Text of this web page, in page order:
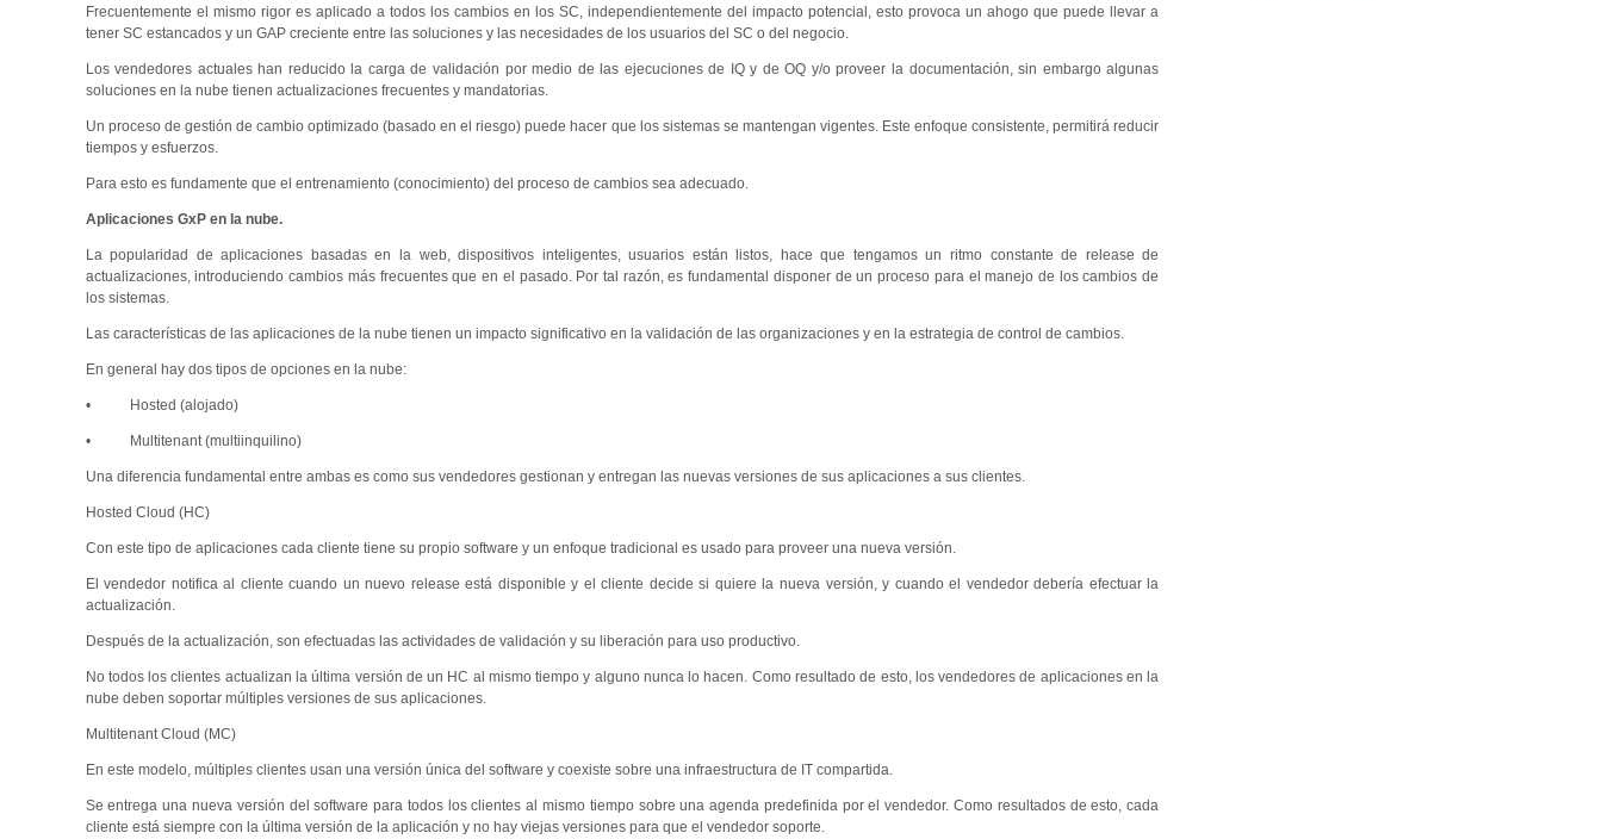
Frecuentemente el mismo rigor es aplicado a todos los cambios en los SC, independientemente del impacto potencial, esto provoca un ahogo que puede llevar a
tener SC estancados y un GAP creciente entre las soluciones y las necesidades de los usuarios del SC o del negocio.
Los vendedores actuales han reducido la carga de validación por medio de las ejecuciones de IQ y de OQ y/o proveer la documentación, sin embargo algunas
soluciones en la nube tienen actualizaciones frecuentes y mandatorias.
Un proceso de gestión de cambio optimizado (basado en el riesgo) puede hacer que los sistemas se mantengan vigentes. Este enfoque consistente, permitirá reducir
tiempos y esfuerzos.
Para esto es fundamente que el entrenamiento (conocimiento) del proceso de cambios sea adecuado.
Aplicaciones GxP en la nube.
La popularidad de aplicaciones basadas en la web, dispositivos inteligentes, usuarios están listos, hace que tengamos un ritmo constante de release de
actualizaciones, introduciendo cambios más frecuentes que en el pasado. Por tal razón, es fundamental disponer de un proceso para el manejo de los cambios de
los sistemas.
Las características de las aplicaciones de la nube tienen un impacto significativo en la validación de las organizaciones y en la estrategia de control de cambios.
En general hay dos tipos de opciones en la nube:
• Hosted (alojado)
• Multitenant (multiinquilino)
Una diferencia fundamental entre ambas es como sus vendedores gestionan y entregan las nuevas versiones de sus aplicaciones a sus clientes.
Hosted Cloud (HC)
Con este tipo de aplicaciones cada cliente tiene su propio software y un enfoque tradicional es usado para proveer una nueva versión.
El vendedor notifica al cliente cuando un nuevo release está disponible y el cliente decide si quiere la nueva versión, y cuando el vendedor debería efectuar la
actualización.
Después de la actualización, son efectuadas las actividades de validación y su liberación para uso productivo.
No todos los clientes actualizan la última versión de un HC al mismo tiempo y alguno nunca lo hacen. Como resultado de esto, los vendedores de aplicaciones en la
nube deben soportar múltiples versiones de sus aplicaciones.
Multitenant Cloud (MC)
En este modelo, múltiples clientes usan una versión única del software y coexiste sobre una infraestructura de IT compartida.
Se entrega una nueva versión del software para todos los clientes al mismo tiempo sobre una agenda predefinida por el vendedor. Como resultados de esto, cada
cliente está siempre con la última versión de la aplicación y no hay viejas versiones para que el vendedor soporte.